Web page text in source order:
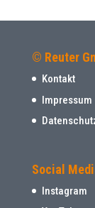
© Reuter
Kontakt
Impressum
Social
Instagram